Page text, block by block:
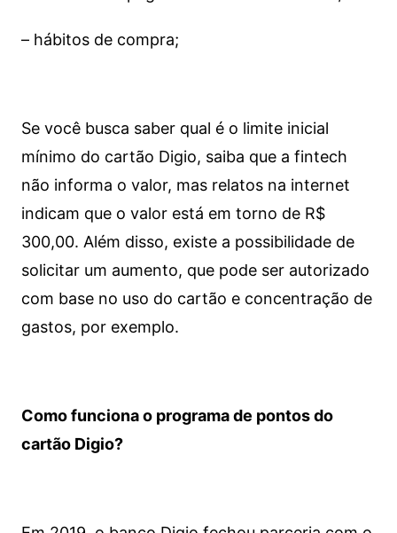
– hábitos de compra;
Se você busca saber qual é o limite inicial
mínimo do cartão Digio, saiba que a fintech
não informa o valor, mas relatos na internet
indicam que o valor está em torno de R$
300,00. Além disso, existe a possibilidade de
solicitar um aumento, que pode ser autorizado
com base no uso do cartão e concentração de
gastos, por exemplo.
Como funciona o programa de pontos do
cartão Digio?